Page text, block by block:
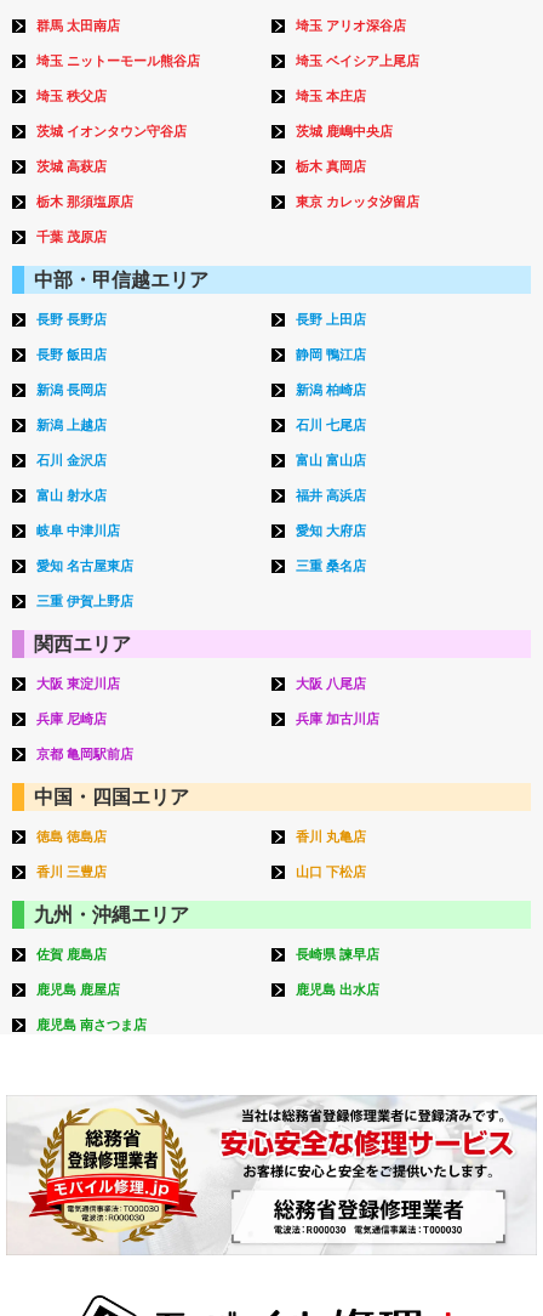
群馬 太田南店 埼玉 アリオ深谷店
埼玉 ニットーモール熊谷店 埼玉 ベイシア上尾店
埼玉 秩父店 埼玉 本庄店
茨城 イオンタウン守谷店 茨城 鹿嶋中央店
茨城 高萩店 栃木 真岡店
栃木 那須塩原店 東京 カレッタ汐留店
千葉 茂原店
中部・甲信越エリア
長野 長野店 長野 上田店
長野 飯田店 静岡 鴨江店
新潟 長岡店 新潟 柏崎店
新潟 上越店 石川 七尾店
石川 金沢店 富山 富山店
富山 射水店 福井 高浜店
岐阜 中津川店 愛知 大府店
愛知 名古屋東店 三重 桑名店
三重 伊賀上野店
関西エリア
大阪 東淀川店 大阪 八尾店
兵庫 尼崎店 兵庫 加古川店
京都 亀岡駅前店
中国・四国エリア
徳島 徳島店 香川 丸亀店
香川 三豊店 山口 下松店
九州・沖縄エリア
佐賀 鹿島店 長崎県 諫早店
鹿児島 鹿屋店 鹿児島 出水店
鹿児島 南さつま店